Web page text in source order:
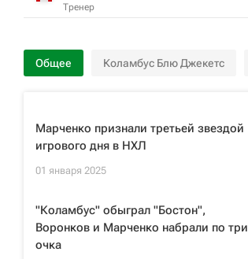
Тренер
Общее Коламбус Блю Джекетс
Марченко признали третьей звездой
игрового дня в НХЛ
01 января 2025
"Коламбус" обыграл "Бостон",
Воронков и Марченко набрали по три
очка